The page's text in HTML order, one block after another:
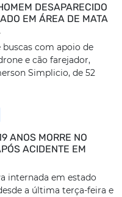
DESAPARECIDO
EM ÁREA DE MATA
buscas com apoio de
e cão farejador,
Simplicio, de 52
ANOS MORRE NO
ACIDENTE EM
internada em estado
a última terça-feira e